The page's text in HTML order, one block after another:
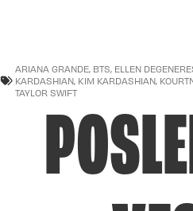
ARIANA GRANDE, BTS, ELLEN
KARDASHIAN, KIM KARDASHIAN,
TAYLOR SWIFT